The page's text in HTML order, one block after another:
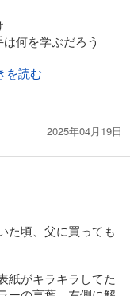
剰に与え続けると
で、相手からの見
ていけたらと思い
分は役に立ってい
えたらしあわせ。
ることが楽しくなっ
。感謝するのは、
と、相手にも伝わ
何を学ぶだろう
を読む
ら目線で
2025年04月19日
た頃、父に買っても
紙がキラキラしてた